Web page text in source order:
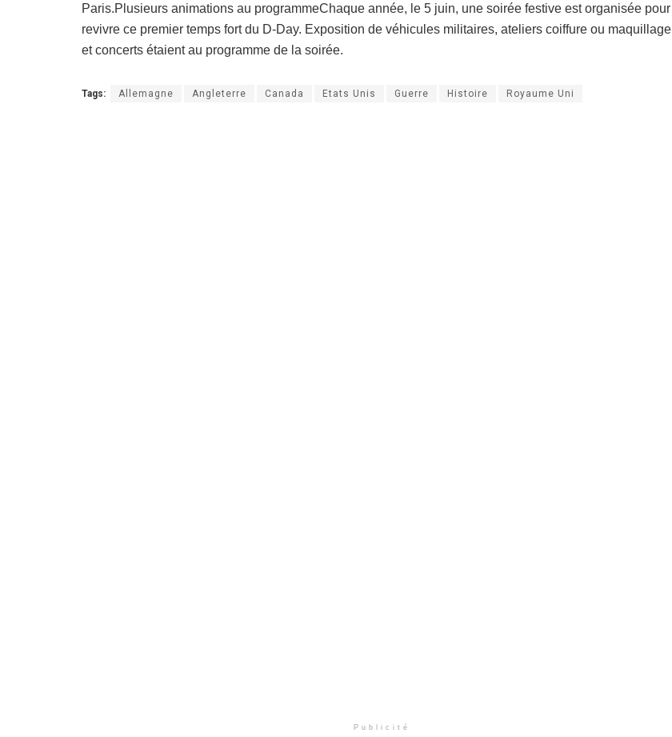
Paris.Plusieurs animations au programmeChaque année, le 5 juin, une soirée festive est organisée pour
revivre ce premier temps fort du D-Day. Exposition de véhicules militaires, ateliers coiffure ou maquillage
et concerts étaient au programme de la soirée.
Tags: Allemagne Angleterre Canada Etats Unis Guerre Histoire Royaume Uni
Publicité